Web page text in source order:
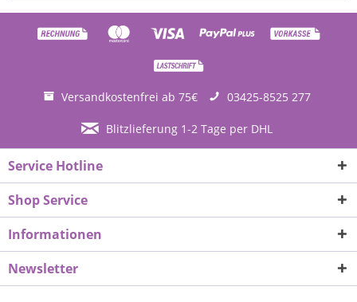
Versandkostenfrei ab 75€ 03425-8525 277
Blitzlieferung 1-2 Tage per DHL
Service Hotline
Shop Service
Informationen
Newsletter